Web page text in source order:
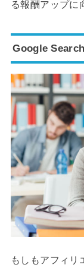
る報酬アップに
Google
もしもアフィ